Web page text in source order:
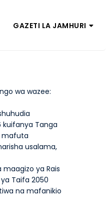
GAZETI LA JAMHURI
wa wazee:
kuifanya Tanga
mafuta
usalama,
maagizo ya Rais
Taifa 2050
na mafanikio